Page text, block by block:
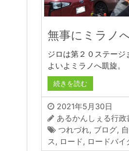
無事にミラノ
ジロは第２０ステー
よいよミラノへ凱旋。
続きを読む
2021年5月30日
あるかんしぇる行
つれづれ, ブログ,
ス , ロード, ロードバイ